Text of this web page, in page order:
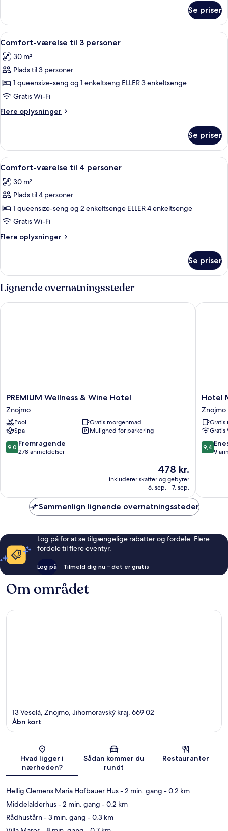
2
enkeltsenge
værelse
med
dobbeltseng
2
enkeltsenge
Se priser
Indlæs
alle
billeder
af
Comfort-
værelse
til
3
Et hotelværelse med seng,
5
Comfort-værelse til 3 personer
30 m²
Plads til 3 personer
1 queensize-seng og 1 enkeltseng ELLER 3 enkeltsenge
Gratis Wi-Fi
Flere oplysninger
Flere
værelse
til
3
Se priser
Indlæs
alle
billeder
af
Comfort-
værelse
til
4
Et hotelværelse med en stor seng,
10
Comfort-værelse til 4 personer
30 m²
Plads til 4 personer
1 queensize-seng og 2 enkeltsenge ELLER 4 enkeltsenge
Gratis Wi-Fi
Flere oplysninger
Flere
værelse
til
4
personer
Se priser
Lignende overnatningssteder
PREMIUM
Wellness
&
Wine
Hotel
Znojmo
PREMIUM Wellness & Wine Hotel
Znojmo
Pool
Gratis morgenmad
Spa
Mulighed for parkering
9.0
ud
anmeldelser
9,0 Fremragende
278 anmeldelser
Prisen
478 kr.
478 kr.
inkluderer skatter og gebyrer
6. sep. - 7. sep.
PREMIUM Wellness & Wine Hotel
Hotel
Mariel
Znojmo
Znojmo
Hotel
Znojmo
Gratis
Gratis
9.4
ud
9,4
9
Hotel
Sammenlign lignende overnatningssteder
Log på for at se tilgængelige rabatter og fordele. Flere
fordele til flere eventyr.
Log på Tilmeld dig nu – det er gratis
Om området
Kort
13 Veselá, Znojmo, Jihomoravský kraj, 669 02
Åbn kort
Hvad ligger i
nærheden?
Sådan kommer du
rundt
Restauranter
Hellig Clemens Maria Hofbauer Hus- 2 min. gang - 0.2 km
Middelalderhus- 2 min. gang - 0.2 km
Rådhustårn- 3 min. gang - 0.3 km